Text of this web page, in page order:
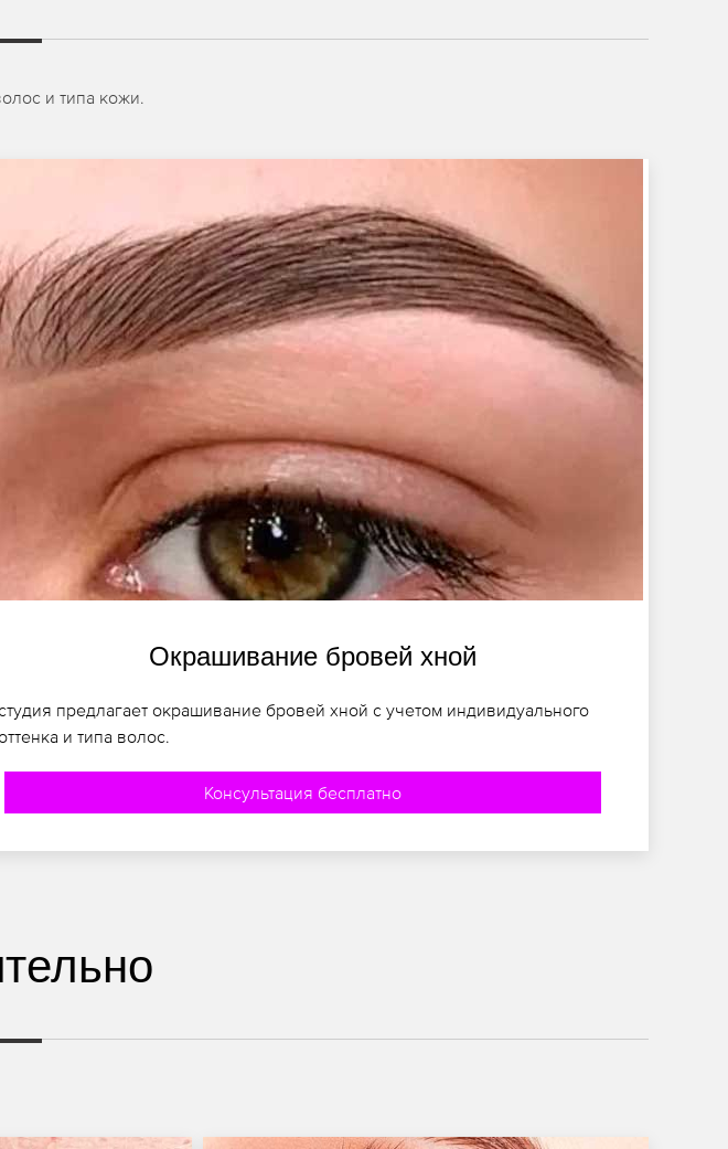
и типа кожи.
Окрашивание бровей хной
предлагает окрашивание бровей хной с учетом индивидуального
и типа волос.
Консультация бесплатно